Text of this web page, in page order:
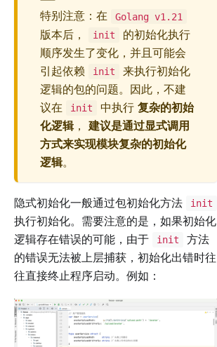
特别注意：在 Golang v1.21
版本后， init
的初始化执行
顺序发生了变化，并且可能会
引起依赖
init
来执行初始化
逻辑的包的问题。因此，不建
议在
init 中执行 复杂的初始
化逻辑， 建议是通过显式调用
方式来实现模块复杂的初始化
逻辑。
隐式初始化一般通过包初始化方法 init
执行初始化。需要注意的是，如果初始化
逻辑存在错误的可能，由于
init
方法
的错误无法被上层捕获，初始化出错时往
往直接终止程序启动。例如：